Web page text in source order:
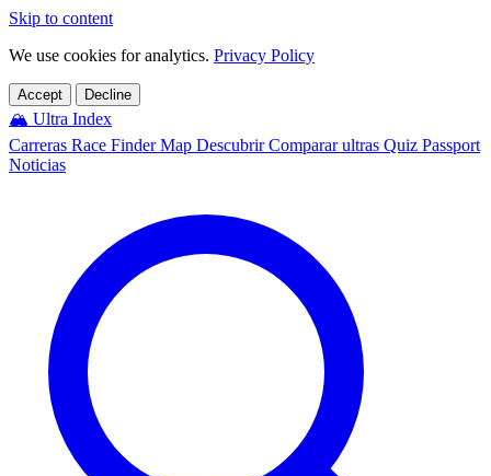
Skip to content
We use cookies for analytics. Privacy Policy
Accept Decline
🏔️ Ultra Index
Carreras Race FinderMap DescubrirComparar ultras Quiz Passport
Noticias